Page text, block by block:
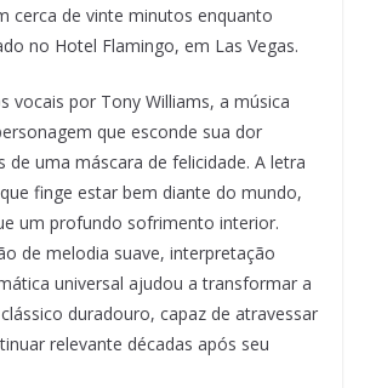
cerca de vinte minutos enquanto
no Hotel Flamingo, em Las Vegas.
vocais por Tony Williams, a música
que esconde sua dor
de uma máscara de felicidade. A letra
finge estar bem diante do mundo,
um profundo sofrimento interior.
de melodia suave, interpretação
universal ajudou a transformar a
duradouro, capaz de atravessar
relevante décadas após seu